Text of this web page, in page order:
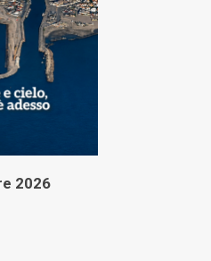
2026